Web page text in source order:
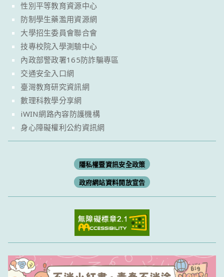
性別平等教育資源中心
防制學生藥濫用資源網
大學招生委員會聯合會
技專校院入學測驗中心
內政部警政署165防詐騙專區
交通安全入口網
臺灣教育研究資訊網
數理科教學分享網
iWIN網路內容防護機構
身心障礙權利公約資訊網
隱私權暨資訊安全政策
政府網站資料開放宣告